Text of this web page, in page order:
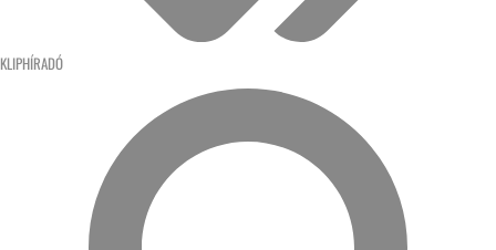
KLIPHÍRADÓ